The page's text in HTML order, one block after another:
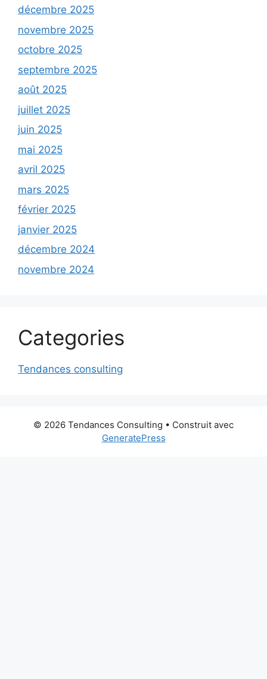
décembre 2025
novembre 2025
octobre 2025
septembre 2025
août 2025
juillet 2025
juin 2025
mai 2025
avril 2025
mars 2025
février 2025
janvier 2025
décembre 2024
novembre 2024
Categories
Tendances consulting
© 2026 Tendances Consulting • Construit avec
GeneratePress